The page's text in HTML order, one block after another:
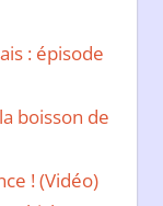
: épisode
boisson de
! (Vidéo)